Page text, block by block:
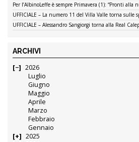
Per l’AlbinoLeffe è sempre Primavera (1): “Pronti alla
UFFICIALE – La numero 11 del Villa Valle torna sulle
UFFICIALE – Alessandro Sangiorgi torna alla Real
ARCHIVI
2026
Luglio
Giugno
Maggio
Aprile
Marzo
Febbraio
Gennaio
2025